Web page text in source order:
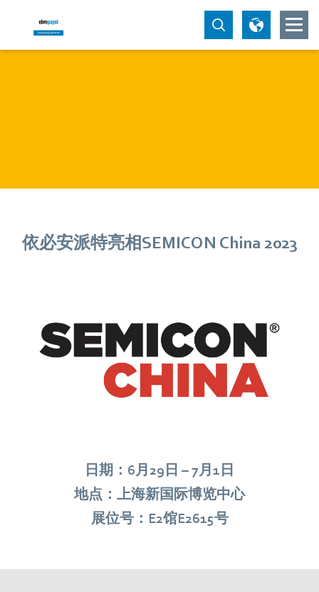
依必安派特亮相SEMICON China 2023
日期：6月29日 – 7月1日
地点：上海新国际博览中心
展位号：E2馆E2615号